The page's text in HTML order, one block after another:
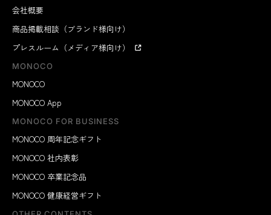
会社概要
商品掲載相談（ブランド様向け）
プレスルーム（メディア様向け）
MONOCO
MONOCO
MONOCO App
MONOCO FOR BUSINESS
MONOCO 周年記念ギフト
MONOCO 社内表彰
MONOCO 卒業記念品
MONOCO 健康経営ギフト